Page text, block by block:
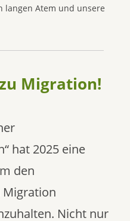
langen Atem und unsere
Migration!
hat 2025 eine
den
Migration
Nicht nur